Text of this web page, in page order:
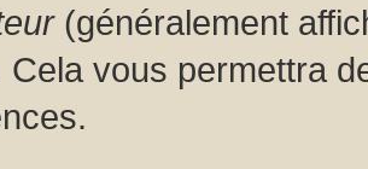
(généralement
Cela vous permettra